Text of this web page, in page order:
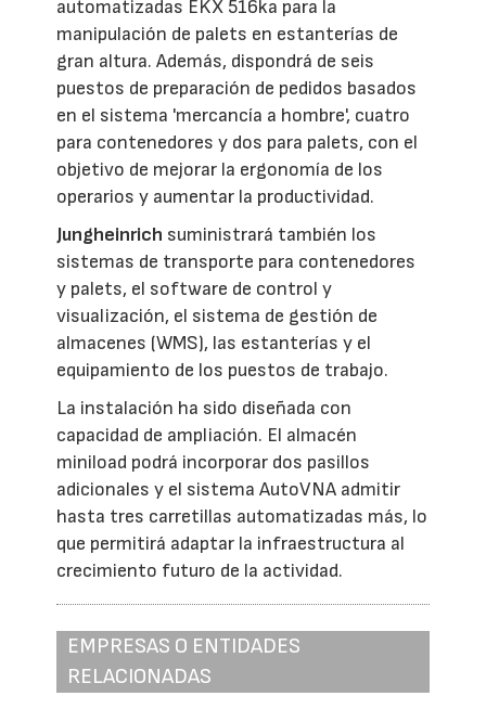
automatizadas EKX 516ka para la
manipulación de palets en estanterías de
gran altura. Además, dispondrá de seis
puestos de preparación de pedidos basados
en el sistema 'mercancía a hombre', cuatro
para contenedores y dos para palets, con el
objetivo de mejorar la ergonomía de los
operarios y aumentar la productividad.
Jungheinrich suministrará también los
sistemas de transporte para contenedores
y palets, el software de control y
visualización, el sistema de gestión de
almacenes (WMS), las estanterías y el
equipamiento de los puestos de trabajo.
La instalación ha sido diseñada con
capacidad de ampliación. El almacén
miniload podrá incorporar dos pasillos
adicionales y el sistema AutoVNA admitir
hasta tres carretillas automatizadas más, lo
que permitirá adaptar la infraestructura al
crecimiento futuro de la actividad.
EMPRESAS O ENTIDADES
RELACIONADAS